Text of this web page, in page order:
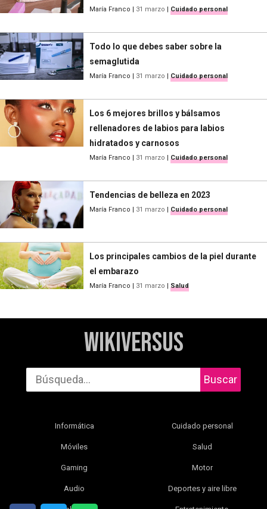
María Franco | 31 marzo | Cuidado personal
Todo lo que debes saber sobre la
semaglutida
María Franco | 31 marzo | Cuidado personal
Los 6 mejores brillos y bálsamos
rellenadores de labios para labios
hidratados y carnosos
María Franco | 31 marzo | Cuidado personal
Tendencias de belleza en 2023
María Franco | 31 marzo | Cuidado personal
Los principales cambios de la piel durante
el embarazo
María Franco | 31 marzo | Salud
WikiVersus
Buscar
Informática
Móviles
Gaming
Audio
Cuidado personal
Salud
Motor
Deportes y aire libre